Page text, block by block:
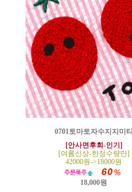
0701토마토자수지지미티
[안사면후회-인기]
[여름신상-한정수량만]
42000원->18000원
18,000원